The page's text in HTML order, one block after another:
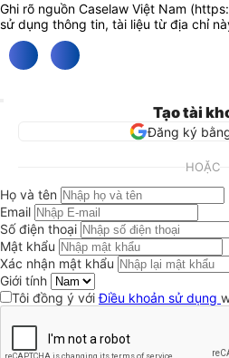
Ghi rõ nguồn Caselaw Việt Nam (
sử dụng thông tin, tài liệu từ địa chỉ
Tạo tài
Đăng ký
HOẶC
Họ và tên
Email
Số điện thoại
Mật khẩu
Xác nhận mật khẩu
Giới tính
Tôi đồng ý vớiĐiều khoản sử dụng